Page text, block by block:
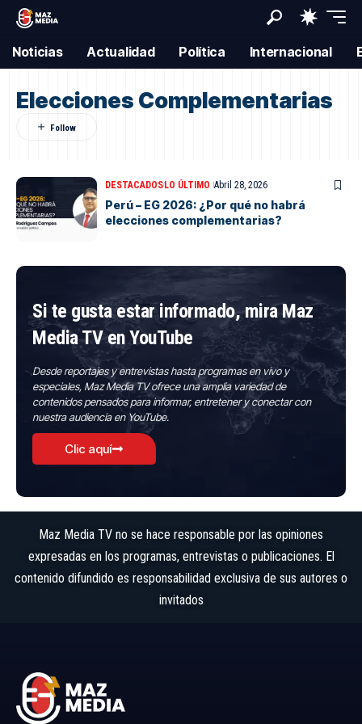
Noticias Actualidad Política Internacional
Elecciones Complementarias
DESTACADOSLO ÚLTIMO Abril 28, 2026
Perú – EG 2026: ¿Por qué no habrá
elecciones complementarias?
Si te gusta estar informado, mira Maz
Media TV en YouTube
Desde reportajes y entrevistas hasta programas en vivo y
especiales, Maz Media TV ofrece una amplia variedad de
contenidos pensados para informar, entretener y conectar con
nuestra audiencia en YouTube.
Clic aquí
Maz Media TV no se hace responsable por las opiniones
expresadas en los programas, entrevistas o publicaciones. El
contenido difundido es responsabilidad exclusiva de sus autores o
invitados